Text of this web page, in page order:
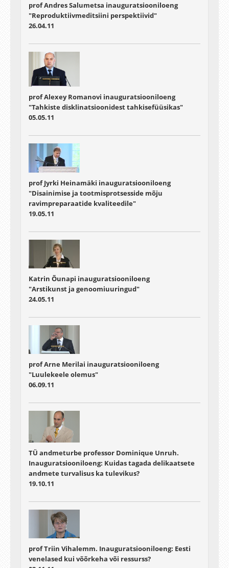
prof Andres Salumetsa inauguratsiooniloeng
"Reproduktiivmeditsiini perspektiivid"
26.04.11
prof Alexey Romanovi inauguratsiooniloeng
"Tahkiste disklinatsioonidest tahkisefüüsikas"
05.05.11
prof Jyrki Heinamäki inauguratsiooniloeng
"Disainimise ja tootmisprotsesside mõju
ravimpreparaatide kvaliteedile"
19.05.11
Katrin Õunapi inauguratsiooniloeng
"Arstikunst ja genoomiuuringud"
24.05.11
prof Arne Merilai inauguratsiooniloeng
"Luulekeele olemus"
06.09.11
TÜ andmeturbe professor Dominique Unruh.
Inauguratsiooniloeng: Kuidas tagada delikaatsete
andmete turvalisus ka tulevikus?
19.10.11
prof Triin Vihalemm. Inauguratsiooniloeng: Eesti
venelased kui võõrkeha või ressurss?